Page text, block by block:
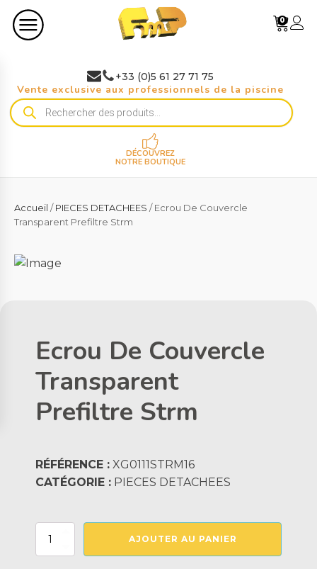
0
+33 (0)5 61 27 71 75
Vente exclusive aux professionnels de la piscine
Recherche
de
DÉCOUVREZ
NOTRE BOUTIQUE
Accueil /PIECES DETACHEES / Ecrou De Couvercle
Transparent Prefiltre Strm
Ecrou De Couvercle
Transparent
Prefiltre Strm
RÉFÉRENCE : XG0111STRM16
CATÉGORIE : PIECES DETACHEES
quantité
AJOUTER AU PANIER